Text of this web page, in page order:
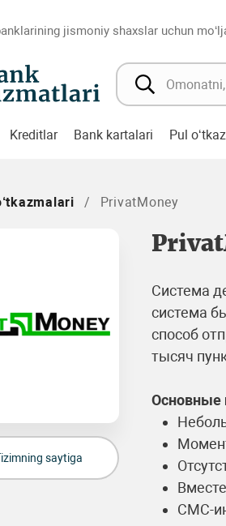
jismoniy shaxslar uchun
Kreditlar Bank kartalari Pul
PrivatMoney
saytiga
Система
система
способ
тысяч
Основные
СМС-